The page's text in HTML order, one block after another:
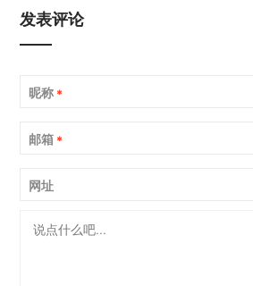
发表评论
昵称 *
邮箱 *
网址